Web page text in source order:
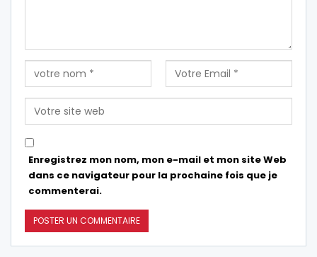
Enregistrez mon nom, mon e-mail et mon site Web
dans ce navigateur pour la prochaine fois que je
commenterai.